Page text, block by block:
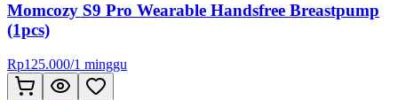
Momcozy S9 Pro Wearable Handsfree Breastpump
(1pcs)
Rp125.000/1 minggu